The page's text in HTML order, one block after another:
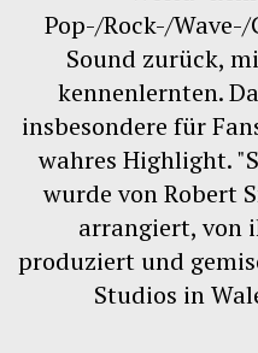
Pop-/Rock-/
Sound zurück,
kennenlernten.
insbesondere für
wahres Highlight.
wurde von Robert
arrangiert, von
produziert und
Studios in